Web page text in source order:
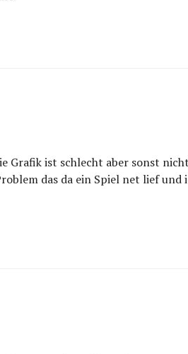
Grafik ist schlecht aber sonst nicht
das da ein Spiel net lief und